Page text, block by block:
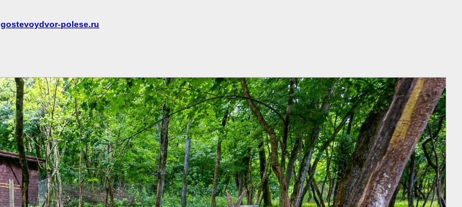
gostevoydvor-polese.ru